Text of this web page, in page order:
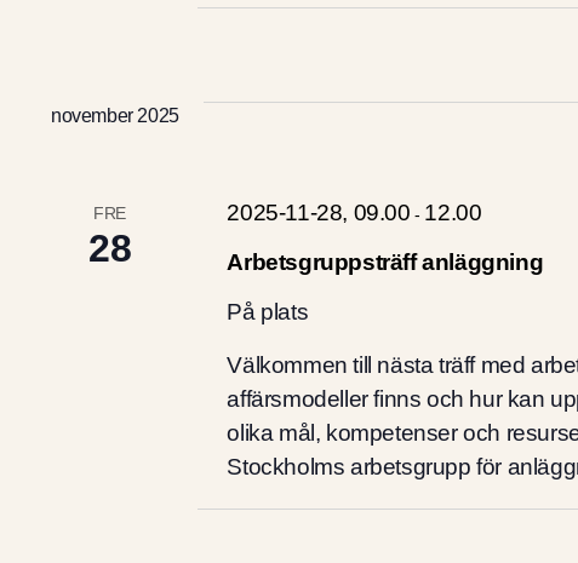
november 2025
FRE
28 Arbetsgruppsträff anläggning
2025-11-28, 09.00 - 12.00
På plats
Välkommen till nästa träff med
affärsmodeller finns och hur kan
olika mål, kompetenser och
Stockholms arbetsgrupp för